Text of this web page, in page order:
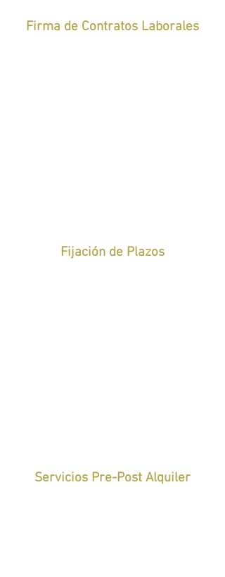
Firma de Contratos Laborales
Fijación de Plazos
Servicios Pre-Post Alquiler